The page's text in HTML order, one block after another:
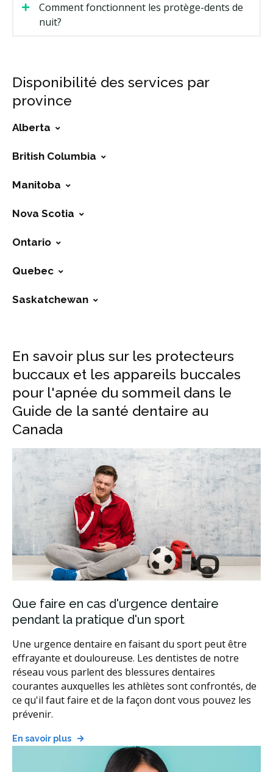
Disponibilité des services par
province
Alberta
British Columbia
Manitoba
Nova Scotia
Ontario
Quebec
Saskatchewan
Comment fonctionnent les protège-dents de
nuit?
En savoir plus sur les protecteurs
buccaux et les appareils buccales
pour l'apnée du sommeil dans le
Guide de la santé dentaire au
Canada
Que faire en cas d'urgence dentaire
pendant la pratique d'un sport
Une urgence dentaire en faisant du sport peut être
effrayante et douloureuse. Les dentistes de notre
réseau vous parlent des blessures dentaires
courantes auxquelles les athlètes sont confrontés, de
ce qu'il faut faire et de la façon dont vous pouvez les
prévenir.
En savoir plus